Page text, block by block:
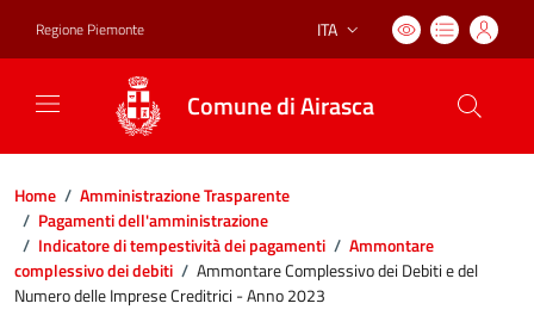
Regione Piemonte Lingua attiva:
ITA
Comune di Airasca
Home / Amministrazione Trasparente
/ Pagamenti dell'amministrazione
/ Indicatore di tempestività dei pagamenti / Ammontare
complessivo dei debiti / Ammontare Complessivo dei Debiti e del
Numero delle Imprese Creditrici - Anno 2023